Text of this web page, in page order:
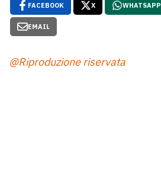
FACEBOOK X WHATSAPP
EMAIL
@Riproduzione riservata